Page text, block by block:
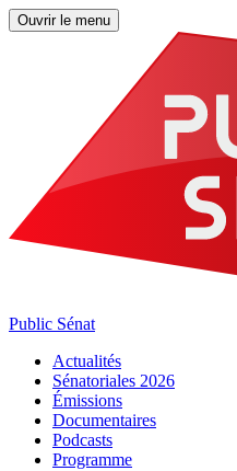
Ouvrir le menu
Public Sénat
Actualités
Sénatoriales 2026
Émissions
Documentaires
Podcasts
Programme